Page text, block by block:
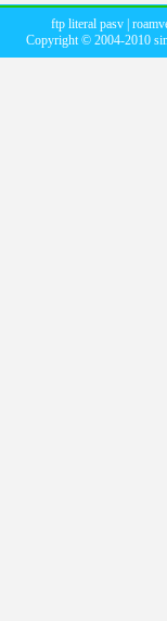
ftp literal pasv|
Copyright © 2004-2010